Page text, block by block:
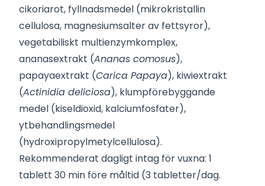
cikoriarot, fyllnadsmedel (mikrokristallin
cellulosa, magnesiumsalter av fettsyror),
vegetabiliskt multienzymkomplex,
ananasextrakt (Ananas comosus),
papayaextrakt (Carica Papaya), kiwiextrakt
(Actinidia deliciosa), klumpförebyggande
medel (kiseldioxid, kalciumfosfater),
ytbehandlingsmedel
(hydroxipropylmetylcellulosa).
Rekommenderat dagligt intag för vuxna: 1
tablett 30 min före måltid (3 tabletter/dag.